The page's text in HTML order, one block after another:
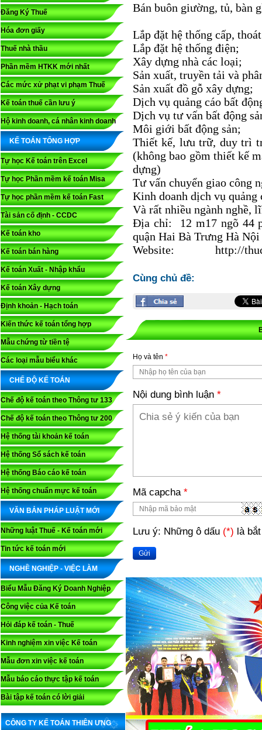
Đăng Ký Thuế
Hóa đơn giấy
Thuế nhà thầu
Phần mềm HTKK mới nhất
Các mức xử phạt vi phạm Thuế
Kế toán thuế cần lưu ý
Hộ kinh doanh, cá nhân kinh doanh
KẾ TOÁN TỔNG HỢP
Tự học Kế toán trên Excel
Tự học Phần mềm kế toán Misa
Tự học phần mềm kế toán Fast
Tài sản cố định - CCDC
Kế toán kho
Kế toán bán hàng
Kế toán Xuất - Nhập khẩu
Kế toán Xây dựng
Định khoản - Hạch toán
Kiến thức kế toán tổng hợp
Mẫu chứng từ tiền tệ
Các loại mẫu biểu khác
CHẾ ĐỘ KẾ TOÁN
Chế độ kế toán theo Thông tư 133
Chế độ kế toán theo Thông tư 200
Hệ thống tài khoản kế toán
Hệ thống Sổ sách kế toán
Hệ thống Báo cáo kế toán
Hệ thống chuẩn mực kế toán
VĂN BẢN PHÁP LUẬT MỚI
Những luật Thuế - Kế toán mới
Tin tức kế toán mới
NGHỀ NGHIỆP - VIỆC LÀM
Biểu Mẫu Đăng Ký Doanh Nghiệp
Công việc của Kế toán
Hỏi đáp kế toán - Thuế
Kinh nghiệm xin việc Kế toán
Mẫu đơn xin việc kế toán
Mẫu báo cáo thực tập kế toán
Bài tập kế toán có lời giải
CÔNG TY KẾ TOÁN THIÊN ƯNG
Bán buôn giường, tủ, bàn
Lắp đặt hệ thống cấp,
Lắp đặt hệ thống điện;
Xây dựng nhà các loại;
Sản xuất, truyền tải và
Sản xuất đồ gỗ xây dựng;
Dịch vụ quảng cáo bất
Dịch vụ tư vấn bất động
Môi giới bất động sản;
Thiết kế, lưu trữ, duy trì
(không bao gồm thiết kế
dựng)
Tư vấn chuyển giao công
Kinh doanh dịch vụ quảng
Và rất nhiều ngành nghề,
Địa chỉ: 12 m17 ngõ 44
quận Hai Bà Trưng Hà Nội
Website: http://
Cùng chủ đề:
Họ và tên *
Nội dung bình luận *
Mã capcha *
Lưu ý: Những ô dấu (*) là
Gửi